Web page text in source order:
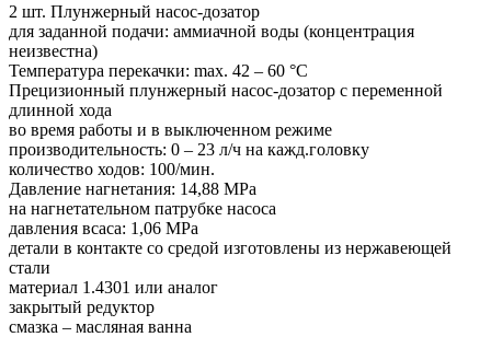
2 шт. Плунжерный насос-дозатор
для заданной подачи: аммиачной воды (концентрация
неизвестна)
Температура перекачки: max. 42 – 60 °C
Прецизионный плунжерный насос-дозатор с переменной
длинной хода
во время работы и в выключенном режиме
производительность: 0 – 23 л/ч на кажд.головку
количество ходов: 100/мин.
Давление нагнетания: 14,88 MPa
на нагнетательном патрубке насоса
давления всаса: 1,06 MPa
детали в контакте со средой изготовлены из нержавеющей
стали
материал 1.4301 или аналог
закрытый редуктор
смазка – масляная ванна